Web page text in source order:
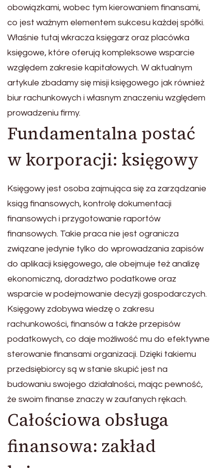
obowiązkami, wobec tym kierowaniem finansami,
co jest ważnym elementem sukcesu każdej spółki.
Właśnie tutaj wkracza księgarz oraz placówka
księgowe, które oferują kompleksowe wsparcie
względem zakresie kapitałowych. W aktualnym
artykule zbadamy się misji księgowego jak również
biur rachunkowych i własnym znaczeniu względem
prowadzeniu firmy.
Fundamentalna postać
w korporacji: księgowy
Księgowy jest osoba zajmująca się za zarządzanie
ksiąg finansowych, kontrolę dokumentacji
finansowych i przygotowanie raportów
finansowych. Takie praca nie jest ogranicza
związane jedynie tylko do wprowadzania zapisów
do aplikacji księgowego, ale obejmuje też analizę
ekonomiczną, doradztwo podatkowe oraz
wsparcie w podejmowanie decyzji gospodarczych.
Księgowy zdobywa wiedzę o zakresu
rachunkowości, finansów a także przepisów
podatkowych, co daje możliwość mu do efektywne
sterowanie finansami organizacji. Dzięki takiemu
przedsiębiorcy są w stanie skupić jest na
budowaniu swojego działalności, mając pewność,
że swoim finanse znaczy w zaufanych rękach.
Całościowa obsługa
finansowa: zakład